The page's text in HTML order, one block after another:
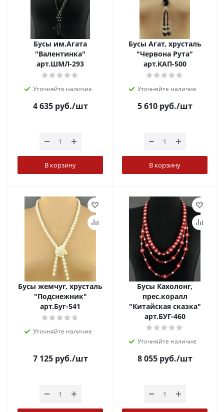
Бусы им.Агата
"Валентинка"
арт.ШМЛ-293
Уточняйте наличие
4 635руб./шт
В корзину
Бусы Агат, хрусталь
"Червона Рута"
арт.КАП-500
Уточняйте наличие
5 610руб./шт
В корзину
Бусы жемчуг, хрусталь
"Подснежник"
арт.Буг-541
Уточняйте наличие
7 125руб./шт
Бусы Кахолонг,
прес.коралл
"Китайская сказка"
арт.БУГ-460
Уточняйте наличие
8 055руб./шт